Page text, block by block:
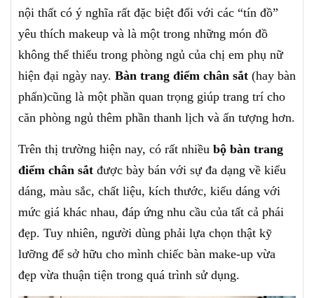
nội thất có ý nghĩa rất đặc biệt đối với các “tín đồ”
yêu thích makeup và là một trong những món đồ
không thể thiếu trong phòng ngủ của chị em phụ nữ
hiện đại ngày nay. Bàn trang điểm chân sắt (hay bàn
phấn)cũng là một phần quan trọng giúp trang trí cho
căn phòng ngủ thêm phần thanh lịch và ấn tượng hơn.
Trên thị trường hiện nay, có rất nhiều bộ bàn trang
điểm chân sắt được bày bán với sự đa dạng về kiểu
dáng, màu sắc, chất liệu, kích thước, kiểu dáng với
mức giá khác nhau, đáp ứng nhu cầu của tất cả phái
đẹp. Tuy nhiên, người dùng phải lựa chọn thật kỹ
lưỡng để sở hữu cho mình chiếc bàn make-up vừa
đẹp vừa thuận tiện trong quá trình sử dụng.